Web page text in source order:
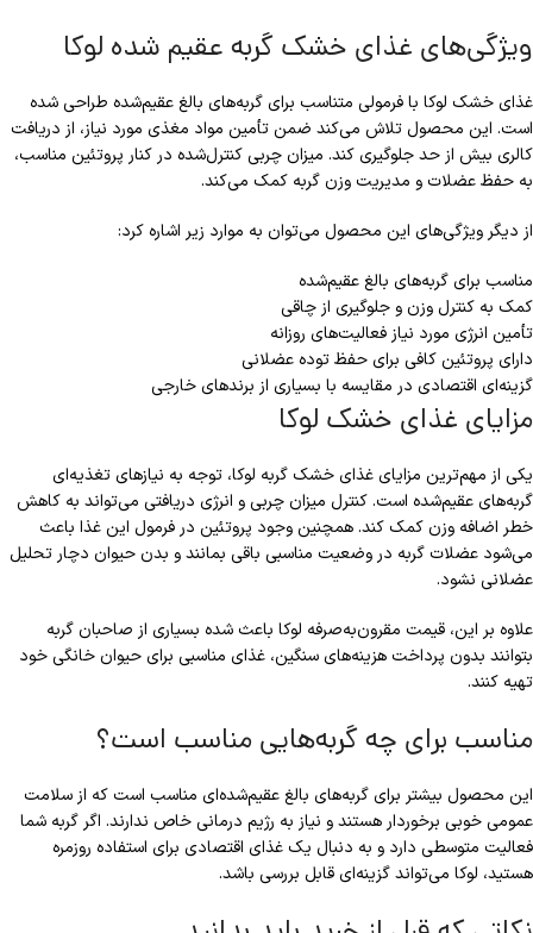
ویژگی‌های غذای خشک گربه عقیم شده لوکا
غذای خشک لوکا با فرمولی متناسب برای گربه‌های بالغ عقیم‌شده طراحی شده
است. این محصول تلاش می‌کند ضمن تأمین مواد مغذی مورد نیاز، از دریافت
کالری بیش از حد جلوگیری کند. میزان چربی کنترل‌شده در کنار پروتئین مناسب،
به حفظ عضلات و مدیریت وزن گربه کمک می‌کند.
از دیگر ویژگی‌های این محصول می‌توان به موارد زیر اشاره کرد:
مناسب برای گربه‌های بالغ عقیم‌شده
کمک به کنترل وزن و جلوگیری از چاقی
تأمین انرژی مورد نیاز فعالیت‌های روزانه
دارای پروتئین کافی برای حفظ توده عضلانی
گزینه‌ای اقتصادی در مقایسه با بسیاری از برندهای خارجی
مزایای غذای خشک لوکا
یکی از مهم‌ترین مزایای غذای خشک گربه لوکا، توجه به نیازهای تغذیه‌ای
گربه‌های عقیم‌شده است. کنترل میزان چربی و انرژی دریافتی می‌تواند به کاهش
خطر اضافه وزن کمک کند. همچنین وجود پروتئین در فرمول این غذا باعث
می‌شود عضلات گربه در وضعیت مناسبی باقی بمانند و بدن حیوان دچار تحلیل
عضلانی نشود.
علاوه بر این، قیمت مقرون‌به‌صرفه لوکا باعث شده بسیاری از صاحبان گربه
بتوانند بدون پرداخت هزینه‌های سنگین، غذای مناسبی برای حیوان خانگی خود
تهیه کنند.
مناسب برای چه گربه‌هایی مناسب است؟
این محصول بیشتر برای گربه‌های بالغ عقیم‌شده‌ای مناسب است که از سلامت
عمومی خوبی برخوردار هستند و نیاز به رژیم درمانی خاص ندارند. اگر گربه شما
فعالیت متوسطی دارد و به دنبال یک غذای اقتصادی برای استفاده روزمره
هستید، لوکا می‌تواند گزینه‌ای قابل بررسی باشد.